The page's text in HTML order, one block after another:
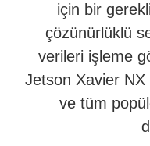
için bir
çözünürlüklü
verileri işleme
Jetson Xavier
ve tüm